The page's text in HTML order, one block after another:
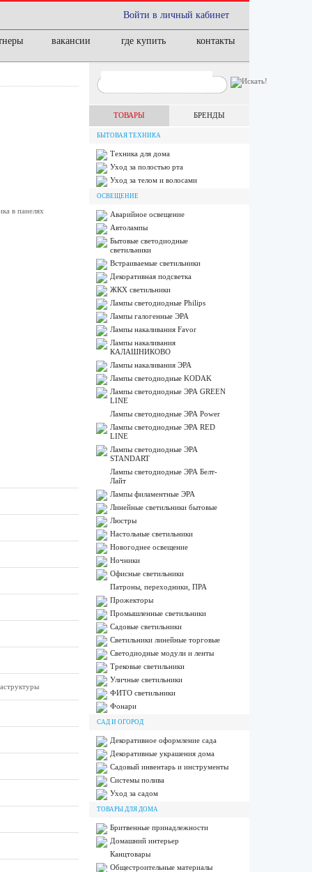
Войти в личный кабинет
вакансии где купить контакты
в панелях
ТОВАРЫ БРЕНДЫ
БЫТОВАЯ ТЕХНИКА
Техника для дома
Уход за полостью рта
Уход за телом и волосами
ОСВЕЩЕНИЕ
Аварийное освещение
Автолампы
Бытовые светодиодные
светильники
Встраиваемые светильники
Декоративная подсветка
ЖКХ светильники
Лампы cветодиодные Philips
Лампы галогенные ЭРА
Лампы накаливания Favor
Лампы накаливания
КАЛАШНИКОВО
Лампы накаливания ЭРА
Лампы светодиодные KODAK
Лампы светодиодные ЭРА GREEN
LINE
Лампы светодиодные ЭРА Power
Лампы светодиодные ЭРА RED
LINE
Лампы светодиодные ЭРА
STANDART
Лампы светодиодные ЭРА Белт-
Лайт
Лампы филаментные ЭРА
Линейные светильники бытовые
Люстры
Настольные светильники
Новогоднее освещение
Ночники
Офисные светильники
Патроны, переходники, ПРА
Прожекторы
Промышленные светильники
Садовые светильники
Светильники линейные торговые
Светодиодные модули и ленты
Трековые светильники
Уличные светильники
ФИТО светильники
Фонари
САД И ОГОРОД
Декоративное оформление сада
Декоративные украшения дома
Садовый инвентарь и инструменты
Системы полива
Уход за садом
ТОВАРЫ ДЛЯ ДОМА
Бритвенные принадлежности
Домашний интерьер
Канцтовары
Общестроительные материалы